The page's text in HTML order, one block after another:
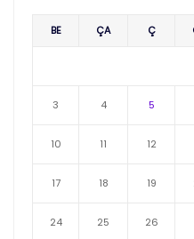
BE ÇA Ç
3 4 5
10 11 12
17 18 19
24 25 26